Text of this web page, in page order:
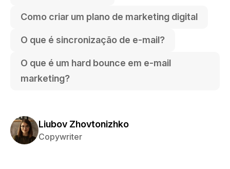
Como criar um plano de marketing digital
O que é sincronização de e-mail?
O que é um hard bounce em e-mail
marketing?
Liubov Zhovtonizhko
Copywriter